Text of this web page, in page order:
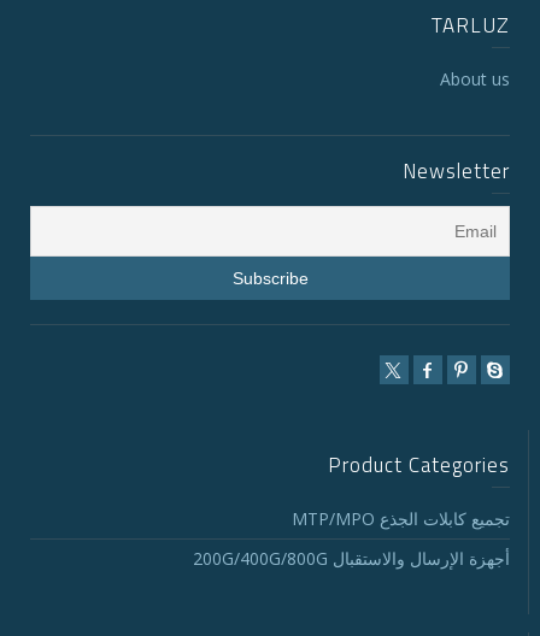
TARLUZ
About us
Newsletter
Product Categories
تجميع كابلات الجذع MTP/MPO
أجهزة الإرسال والاستقبال 200G/400G/800G